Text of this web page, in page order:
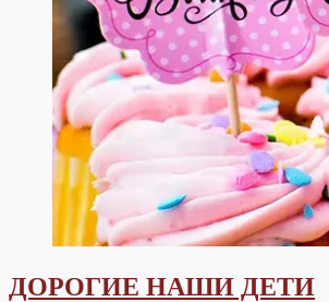
ДОРОГИЕ НАШИ ДЕТИ